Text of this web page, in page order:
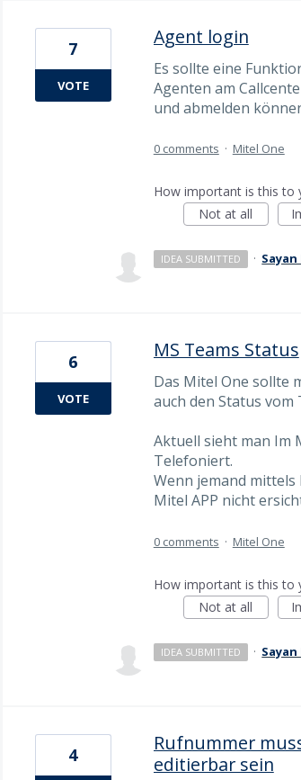
Agent login
Es sollte eine
Agenten am
und abmelden
7
VOTE
0 comments · Mitel One
How important is this to
Not at all
IDEA SUBMITTED ·
MS Teams Status
Das Mitel One sollte
auch den Status vom
Aktuell sieht man Im
Telefoniert.
Wenn jemand mittels
Mitel APP nicht
6
VOTE
0 comments · Mitel One
How important is this to
Not at all
IDEA SUBMITTED ·
Rufnummer
editierbar sein
4